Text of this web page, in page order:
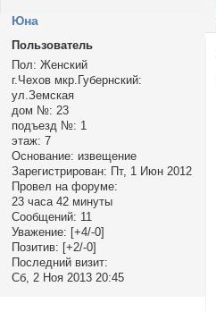
Юна
Пользователь
Пол: Женский
г.Чехов мкр.Губернский:
ул.Земская
дом №: 23
подъезд №: 1
этаж: 7
Основание: извещение
Зарегистрирован: Пт, 1 Июн 2012
Провел на форуме:
23 часа 42 минуты
Сообщений: 11
Уважение: [+4/-0]
Позитив: [+2/-0]
Последний визит:
Сб, 2 Ноя 2013 20:45